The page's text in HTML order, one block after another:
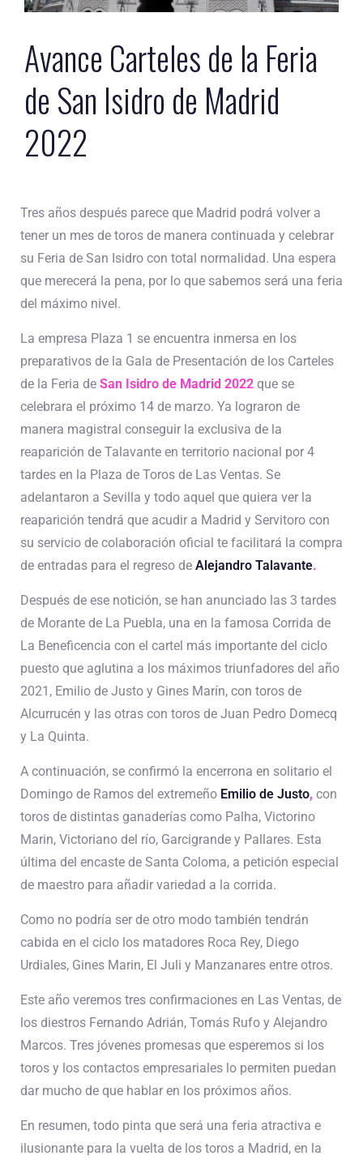
Avance Carteles de la Feria
de San Isidro de Madrid
2022
Tres años después parece que Madrid podrá volver a
tener un mes de toros de manera continuada y celebrar
su Feria de San Isidro con total normalidad. Una espera
que merecerá la pena, por lo que sabemos será una feria
del máximo nivel.
La empresa Plaza 1 se encuentra inmersa en los
preparativos de la Gala de Presentación de los Carteles
de la Feria de San Isidro de Madrid 2022 que se
celebrara el próximo 14 de marzo. Ya lograron de
manera magistral conseguir la exclusiva de la
reaparición de Talavante en territorio nacional por 4
tardes en la Plaza de Toros de Las Ventas. Se
adelantaron a Sevilla y todo aquel que quiera ver la
reaparición tendrá que acudir a Madrid y Servitoro con
su servicio de colaboración oficial te facilitará la compra
de entradas para el regreso de Alejandro Talavante.
Después de ese notición, se han anunciado las 3 tardes
de Morante de La Puebla, una en la famosa Corrida de
La Beneficencia con el cartel más importante del ciclo
puesto que aglutina a los máximos triunfadores del año
2021, Emilio de Justo y Gines Marín, con toros de
Alcurrucén y las otras con toros de Juan Pedro Domecq
y La Quinta.
A continuación, se confirmó la encerrona en solitario el
Domingo de Ramos del extremeño Emilio de Justo, con
toros de distintas ganaderías como Palha, Victorino
Marin, Victoriano del río, Garcigrande y Pallares. Esta
última del encaste de Santa Coloma, a petición especial
de maestro para añadir variedad a la corrida.
Como no podría ser de otro modo también tendrán
cabida en el ciclo los matadores Roca Rey, Diego
Urdiales, Gines Marin, El Juli y Manzanares entre otros.
Este año veremos tres confirmaciones en Las Ventas, de
los diestros Fernando Adrián, Tomás Rufo y Alejandro
Marcos. Tres jóvenes promesas que esperemos si los
toros y los contactos empresariales lo permiten puedan
dar mucho de que hablar en los próximos años.
En resumen, todo pinta que será una feria atractiva e
ilusionante para la vuelta de los toros a Madrid, en la